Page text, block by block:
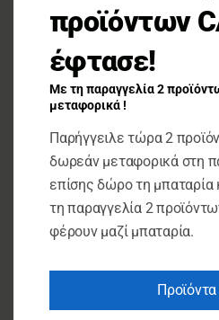
Εργαλεία
23.00
ΠΡΟΣΘΉΚΗ
προϊόντων
έφτασε!
Με τη παραγγελία 2
μεταφορικά !
Παρήγγειλε τώρα 2
δωρεάν μεταφορικά στη
επίσης δώρο τη μπαταρία
τη παραγγελία 2
φέρουν μαζί μπαταρία.
Προϊόντα